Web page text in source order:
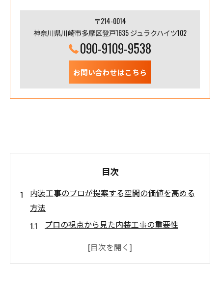
〒214-0014
神奈川県川崎市多摩区登戸1635 ジュラクハイツ102
090-9109-9538
お問い合わせはこちら
目次
内装工事のプロが提案する空間の価値を高める
方法
プロの視点から見た内装工事の重要性
空間の機能性を最大化する設計のポイント